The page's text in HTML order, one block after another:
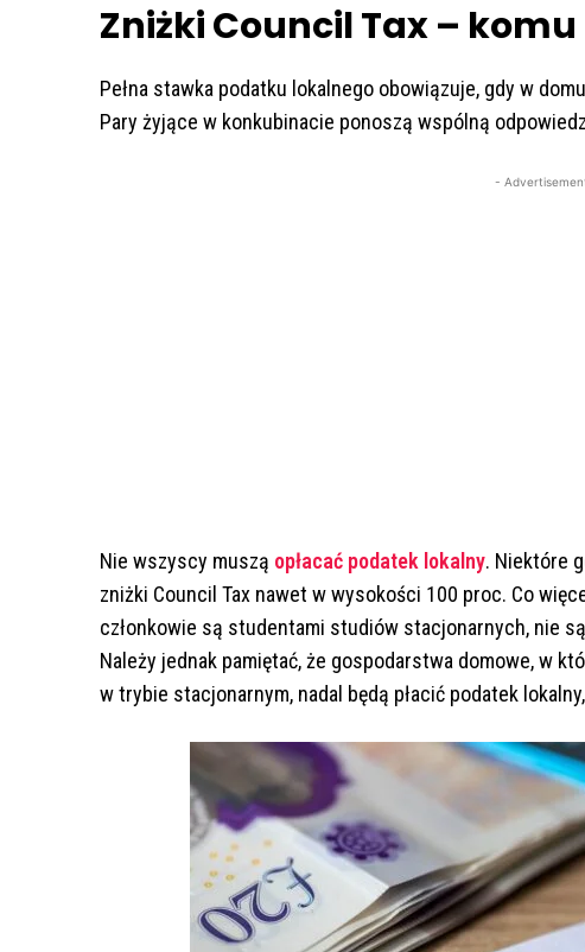
Zniżki Council Tax –
Pełna stawka podatku lokalnego obowiązuje, gdy w
Pary żyjące w konkubinacie ponoszą wspólną
-
Nie wszyscy muszą opłacać podatek lokalny. Niektóre
zniżki Council Tax nawet w wysokości 100 proc. Co
członkowie są studentami studiów stacjonarnych, nie
Należy jednak pamiętać, że gospodarstwa domowe, w
w trybie stacjonarnym, nadal będą płacić podatek